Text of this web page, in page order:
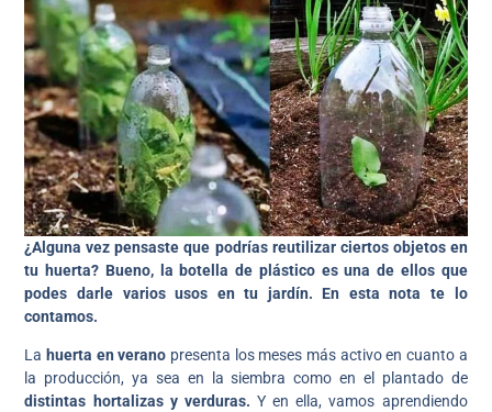
¿Alguna vez pensaste que podrías reutilizar ciertos objetos en
tu huerta? Bueno, la botella de plástico es una de ellos que
podes darle varios usos en tu jardín. En esta nota te lo
contamos.
La huerta en verano presenta los meses más activo en cuanto a
la producción, ya sea en la siembra como en el plantado de
distintas hortalizas y verduras. Y en ella, vamos aprendiendo